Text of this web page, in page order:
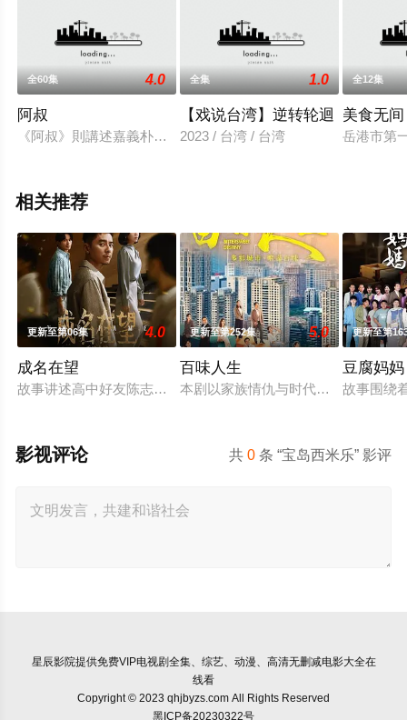
等平台了解。
全60集 4.0
阿叔
《阿叔》則講述嘉義朴子家具修復師王文欽及其姪子、姪女的
全集 1.0
【戏说台湾】逆转轮迴
2023 / 台湾 / 台湾
全12集
美食无间
岳港市第
相关推荐
更新至第06集 4.0
成名在望
故事讲述高中好友陈志伟（李国毅 饰）、罗冠豪（姚淳耀 饰）
更新至第252集 5.0
百味人生
本剧以家族情仇与时代情怀为主轴，
更新至第
豆腐妈妈
故事围绕
共0 条 “宝岛西米乐” 影评
影视评论
星辰影院提供免费VIP电视剧全集、综艺、动漫、高清无删减电影大全在
线看
Copyright © 2023 qhjbyzs.com All Rights Reserved
黑ICP备20230322号